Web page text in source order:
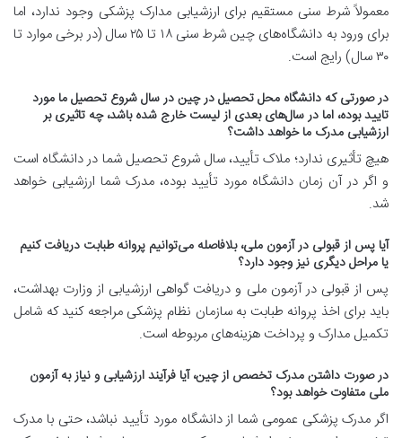
معمولاً شرط سنی مستقیم برای ارزشیابی مدارک پزشکی وجود ندارد، اما
برای ورود به دانشگاه‌های چین شرط سنی ۱۸ تا ۲۵ سال (در برخی موارد تا
۳۰ سال) رایج است.
در صورتی که دانشگاه محل تحصیل در چین در سال شروع تحصیل ما مورد
تایید بوده، اما در سال‌های بعدی از لیست خارج شده باشد، چه تاثیری بر
ارزشیابی مدرک ما خواهد داشت؟
هیچ تأثیری ندارد؛ ملاک تأیید، سال شروع تحصیل شما در دانشگاه است
و اگر در آن زمان دانشگاه مورد تأیید بوده، مدرک شما ارزشیابی خواهد
شد.
آیا پس از قبولی در آزمون ملی، بلافاصله می‌توانیم پروانه طبابت دریافت کنیم
یا مراحل دیگری نیز وجود دارد؟
پس از قبولی در آزمون ملی و دریافت گواهی ارزشیابی از وزارت بهداشت،
باید برای اخذ پروانه طبابت به سازمان نظام پزشکی مراجعه کنید که شامل
تکمیل مدارک و پرداخت هزینه‌های مربوطه است.
در صورت داشتن مدرک تخصص از چین، آیا فرآیند ارزشیابی و نیاز به آزمون
ملی متفاوت خواهد بود؟
اگر مدرک پزشکی عمومی شما از دانشگاه مورد تأیید نباشد، حتی با مدرک